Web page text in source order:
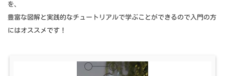
を、
豊富な図解と実践的なチュートリアルで学ぶことができるので入門の方
にはオススメです！